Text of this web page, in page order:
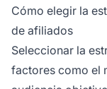
Cómo elegir la
de afiliados
Seleccionar la
factores como el